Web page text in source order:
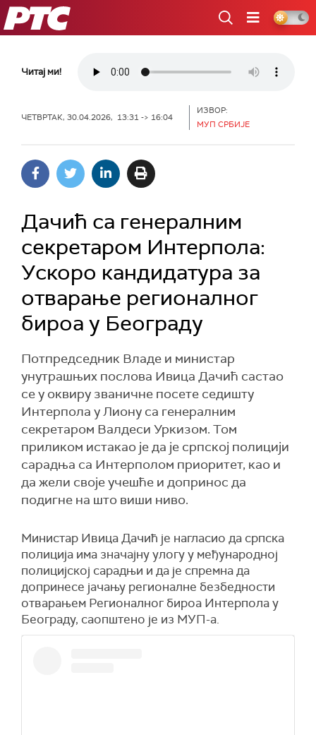
РТС
Читај ми!
ЧЕТВРТАК, 30.04.2026, 13:31 -> 16:04
ИЗВОР:
МУП СРБИЈЕ
Дачић са генералним
секретаром Интерпола:
Ускоро кандидатура за
отварање регионалног
бироа у Београду
Потпредседник Владе и министар
унутрашњих послова Ивица Дачић састао
се у оквиру званичне посете седишту
Интерпола у Лиону са генералним
секретаром Валдеси Уркизом. Том
приликом истакао је да је српској полицији
сарадња са Интерполом приоритет, као и
да жели своје учешће и допринос да
подигне на што виши ниво.
Министар Ивица Дачић је нагласио да српска
полиција има значајну улогу у међународној
полицијској сарадњи и да је спремна да
допринесе јачању регионалне безбедности
отварањем Регионалног бироа Интерпола у
Београду, саопштено је из МУП-а.